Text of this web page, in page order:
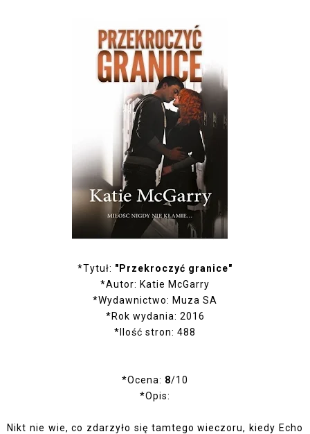
*Tytuł: "Przekroczyć granice"
*Autor: Katie McGarry
*Wydawnictwo: Muza SA
*Rok wydania: 2016
*Ilość stron: 488
*Ocena: 8/10
*Opis:
Nikt nie wie, co zdarzyło się tamtego wieczoru, kiedy Echo